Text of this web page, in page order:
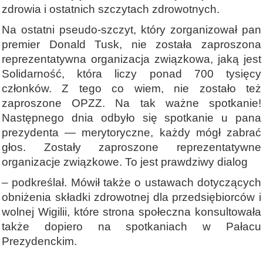
zdrowia i ostatnich szczytach zdrowotnych.
Na ostatni pseudo-szczyt, który zorganizował pan
premier Donald Tusk, nie została zaproszona
reprezentatywna organizacja związkowa, jaką jest
Solidarność, która liczy ponad 700 tysięcy
członków. Z tego co wiem, nie zostało też
zaproszone OPZZ. Na tak ważne spotkanie!
Następnego dnia odbyło się spotkanie u pana
prezydenta — merytoryczne, każdy mógł zabrać
głos. Zostały zaproszone reprezentatywne
organizacje związkowe. To jest prawdziwy dialog
– podkreślał. Mówił także o ustawach dotyczących
obniżenia składki zdrowotnej dla przedsiębiorców i
wolnej Wigilii, które strona społeczna konsultowała
także dopiero na spotkaniach w Pałacu
Prezydenckim.